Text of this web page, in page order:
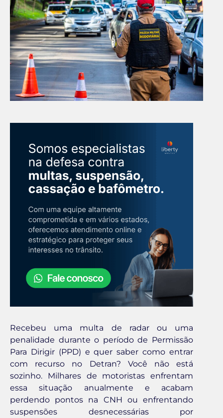
Recebeu uma multa de radar ou uma
penalidade durante o período de Permissão
Para Dirigir (PPD) e quer saber como entrar
com recurso no Detran? Você não está
sozinho. Milhares de motoristas enfrentam
essa situação anualmente e acabam
perdendo pontos na CNH ou enfrentando
suspensões desnecessárias por